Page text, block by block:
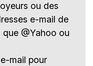
ou des
e-mail de
que @Yahoo ou
mail pour